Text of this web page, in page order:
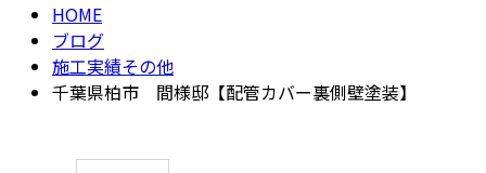
HOME
ブログ
施工実績その他
千葉県柏市 間様邸【配管カバー裏側壁塗装】